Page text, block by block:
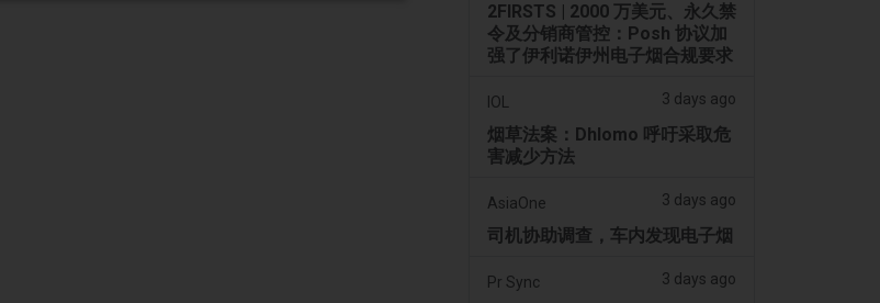
2FIRSTS | 2000 万美元、永久禁
令及分销商管控：Posh 协议加
强了伊利诺伊州电子烟合规要求
IOL 3 days ago
烟草法案：Dhlomo 呼吁采取危
害减少方法
AsiaOne 3 days ago
司机协助调查，车内发现电子烟
Pr Sync 3 days ago